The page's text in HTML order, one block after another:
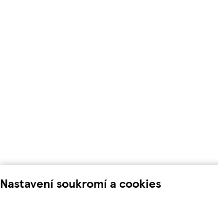
Nastavení soukromí a cookies